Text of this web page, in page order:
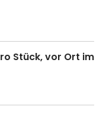
Stück, vor Ort im